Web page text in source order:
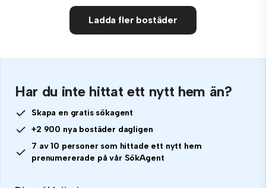
Ladda fler bostäder
Har du inte hittat ett nytt hem än?
Skapa en gratis sökagent
+2 900 nya bostäder dagligen
7 av 10 personer som hittade ett nytt hem
prenumererade på vår SökAgent